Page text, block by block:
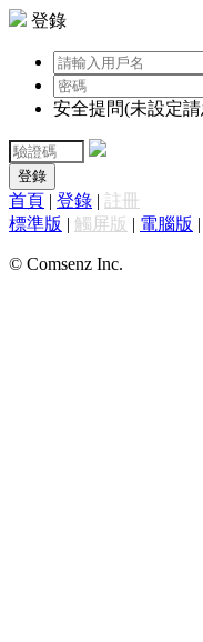
登錄
安全提問(未設定
登錄
首頁 | 登錄 | 註冊
標準版 | 觸屏版 | 電腦版 |
© Comsenz Inc.